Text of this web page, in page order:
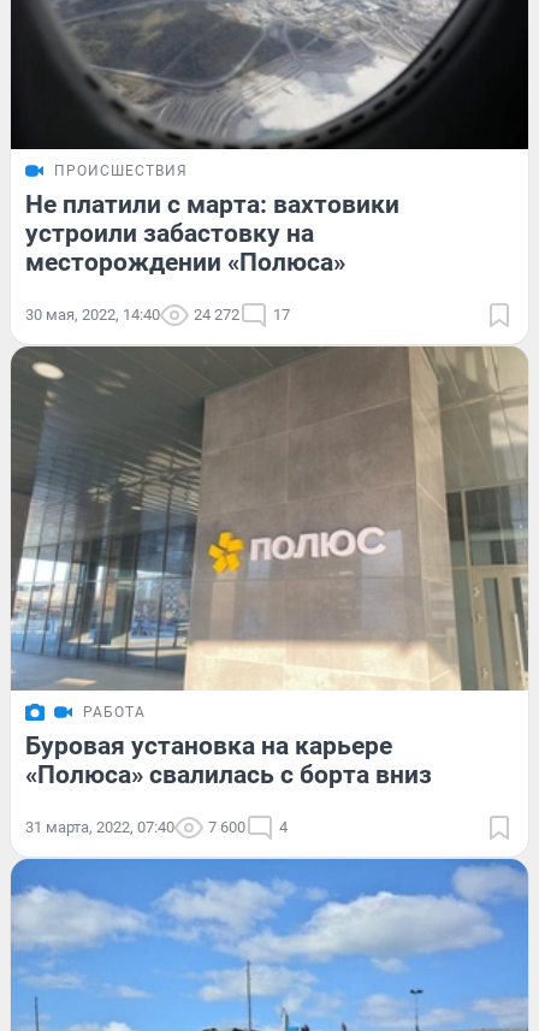
ПРОИСШЕСТВИЯ
Не платили с марта: вахтовики
устроили забастовку на
месторождении «Полюса»
30 мая, 2022, 14:40 24 272 17
РАБОТА
Буровая установка на карьере
«Полюса» свалилась с борта вниз
31 марта, 2022, 07:40 7 600 4